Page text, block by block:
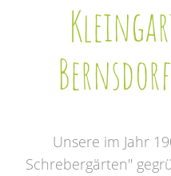
Unsere im Jahr
Schrebergärten"